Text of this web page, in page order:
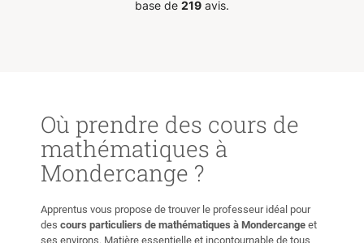
base de 219 avis.
Où prendre des cours de
mathématiques à
Mondercange ?
Apprentus vous propose de trouver le professeur idéal pour
des cours particuliers de mathématiques à Mondercange et
ses environs. Matière essentielle et incontournable de tous